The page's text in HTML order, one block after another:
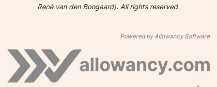
René van den Boogaard). All rights reserved.
Powered by Allowancy Software